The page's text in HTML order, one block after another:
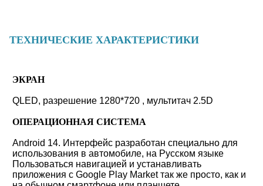
ТЕХНИЧЕСКИЕ ХАРАКТЕРИСТИКИ
ЭКРАН
QLED, разрешение 1280*720 , мультитач 2.5D
ОПЕРАЦИОННАЯ СИСТЕМА
Android 14. Интерфейс разработан специально для
использования в автомобиле, на Русском языке
Пользоваться навигацией и устанавливать
приложения с Google Play Market так же просто, как и